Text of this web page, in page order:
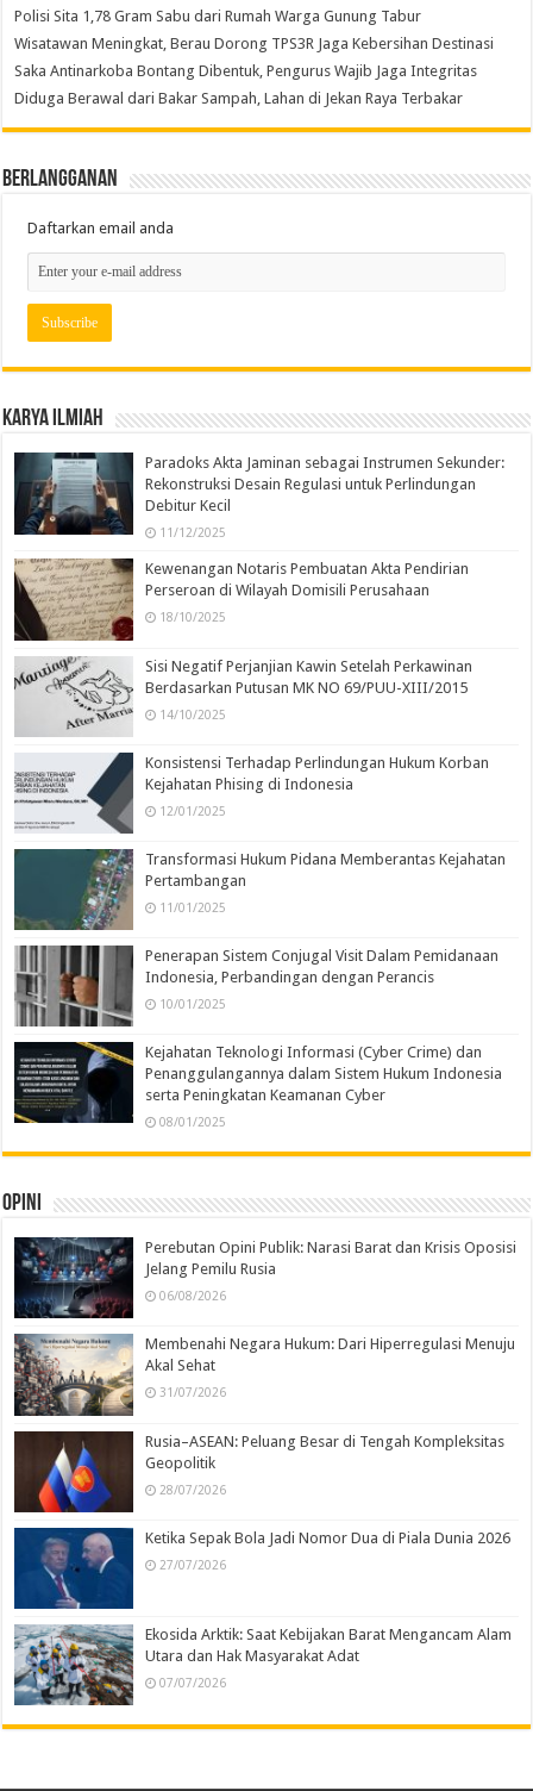
Polisi Sita 1,78 Gram Sabu dari Rumah Warga Gunung Tabur
Wisatawan Meningkat, Berau Dorong TPS3R Jaga Kebersihan Destinasi
Saka Antinarkoba Bontang Dibentuk, Pengurus Wajib Jaga Integritas
Diduga Berawal dari Bakar Sampah, Lahan di Jekan Raya Terbakar
Berlangganan
Daftarkan email anda
Karya Ilmiah
Paradoks Akta Jaminan sebagai Instrumen Sekunder:
Rekonstruksi Desain Regulasi untuk Perlindungan
Debitur Kecil
11/12/2025
Kewenangan Notaris Pembuatan Akta Pendirian
Perseroan di Wilayah Domisili Perusahaan
18/10/2025
Sisi Negatif Perjanjian Kawin Setelah Perkawinan
Berdasarkan Putusan MK NO 69/PUU-XIII/2015
14/10/2025
Konsistensi Terhadap Perlindungan Hukum Korban
Kejahatan Phising di Indonesia
12/01/2025
Transformasi Hukum Pidana Memberantas Kejahatan
Pertambangan
11/01/2025
Penerapan Sistem Conjugal Visit Dalam Pemidanaan
Indonesia, Perbandingan dengan Perancis
10/01/2025
Kejahatan Teknologi Informasi (Cyber Crime) dan
Penanggulangannya dalam Sistem Hukum Indonesia
serta Peningkatan Keamanan Cyber
08/01/2025
Opini
Perebutan Opini Publik: Narasi Barat dan Krisis Oposisi
Jelang Pemilu Rusia
06/08/2026
Membenahi Negara Hukum: Dari Hiperregulasi Menuju
Akal Sehat
31/07/2026
Rusia–ASEAN: Peluang Besar di Tengah Kompleksitas
Geopolitik
28/07/2026
Ketika Sepak Bola Jadi Nomor Dua di Piala Dunia 2026
27/07/2026
Ekosida Arktik: Saat Kebijakan Barat Mengancam Alam
Utara dan Hak Masyarakat Adat
07/07/2026